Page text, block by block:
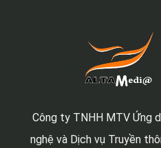
Công ty TNHH MTV Ứng
nghệ và Dịch vụ Truyền